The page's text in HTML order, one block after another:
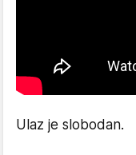
Ulaz je slobodan.